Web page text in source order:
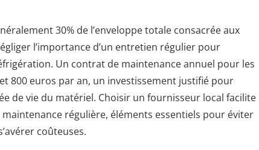
30% de l’enveloppe totale consacrée aux
l’importance d’un entretien régulier pour
Un contrat de maintenance annuel pour les
800 euros par an, un investissement justifié pour
de vie du matériel. Choisir un fournisseur local facilite
régulière, éléments essentiels pour éviter
coûteuses.